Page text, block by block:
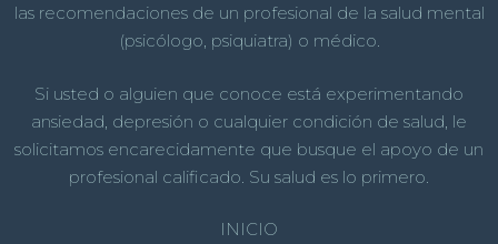
las recomendaciones de un profesional de la salud mental
(psicólogo, psiquiatra) o médico.
Si usted o alguien que conoce está experimentando
ansiedad, depresión o cualquier condición de salud, le
solicitamos encarecidamente que busque el apoyo de un
profesional calificado. Su salud es lo primero.
INICIO